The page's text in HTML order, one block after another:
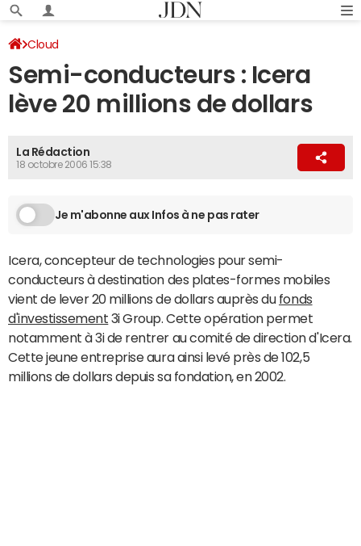
Cloud
Semi-conducteurs : Icera
lève 20 millions de dollars
La Rédaction
18 octobre 2006 15:38
Je m'abonne aux Infos à ne pas rater
Icera, concepteur de technologies pour semi-
conducteurs à destination des plates-formes mobiles
vient de lever 20 millions de dollars auprès du fonds
d'investissement 3i Group. Cette opération permet
notamment à 3i de rentrer au comité de direction d'Icera.
Cette jeune entreprise aura ainsi levé près de 102,5
millions de dollars depuis sa fondation, en 2002.